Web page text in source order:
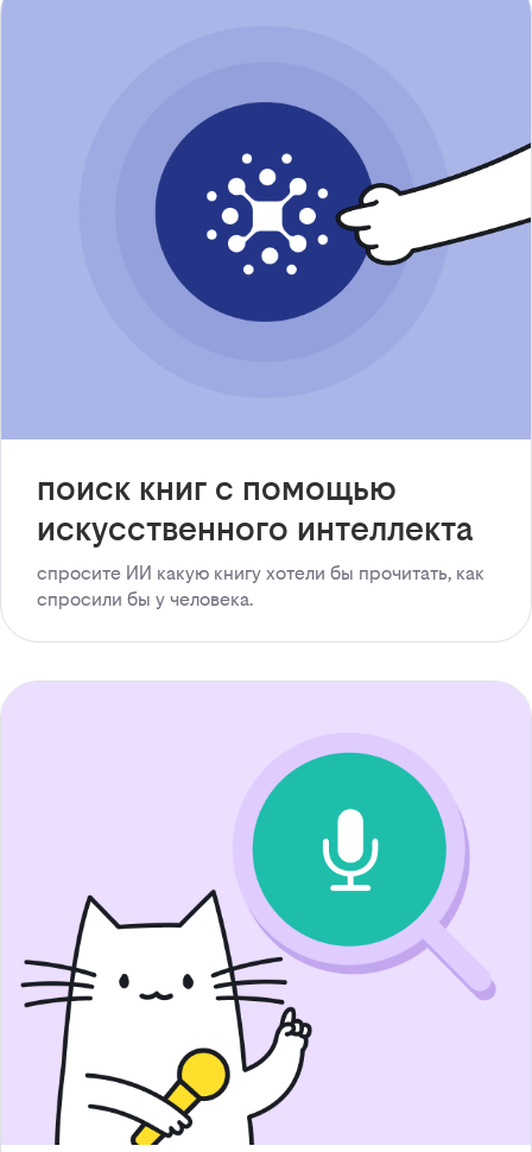
поиск книг с помощью
искусственного интеллекта
спросите ИИ какую книгу хотели бы прочитать, как
спросили бы у человека.